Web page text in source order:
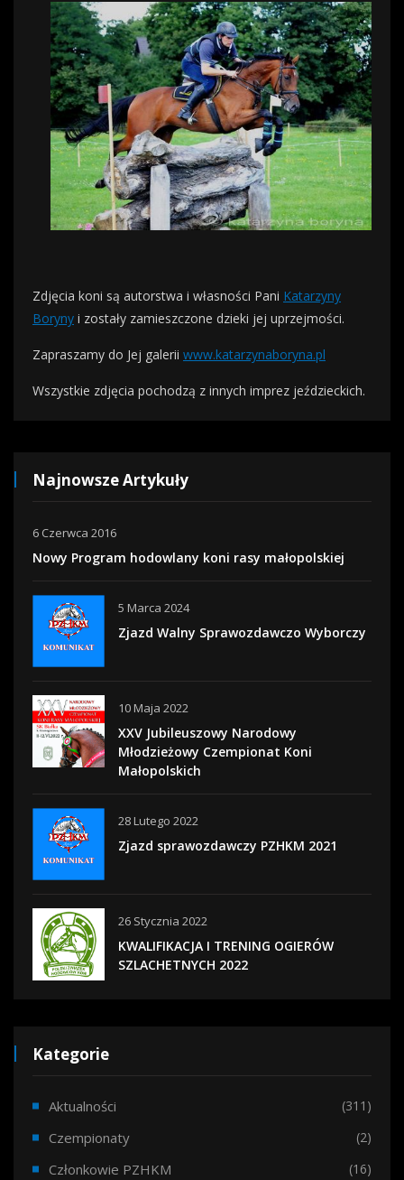
Zdjęcia koni są autorstwa i własności Pani Katarzyny
Boryny i zostały zamieszczone dzieki jej uprzejmości.
Zapraszamy do Jej galerii www.katarzynaboryna.pl
Wszystkie zdjęcia pochodzą z innych imprez jeździeckich.
Najnowsze Artykuły
6 Czerwca 2016
Nowy Program hodowlany koni rasy małopolskiej
5 Marca 2024
Zjazd Walny Sprawozdawczo Wyborczy
10 Maja 2022
XXV Jubileuszowy Narodowy
Młodzieżowy Czempionat Koni
Małopolskich
28 Lutego 2022
Zjazd sprawozdawczy PZHKM 2021
26 Stycznia 2022
KWALIFIKACJA I TRENING OGIERÓW
SZLACHETNYCH 2022
Kategorie
Aktualności (311)
Czempionaty (2)
Członkowie PZHKM (16)